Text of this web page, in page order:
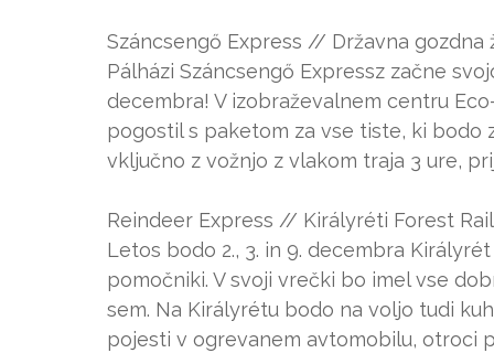
Száncsengő Express // Državna gozdna
Pálházi Száncsengő Expressz začne
decembra! V izobraževalnem centru
pogostil s paketom za vse tiste, ki bodo
vključno z vožnjo z vlakom traja 3 ure,
Reindeer Express // Királyréti Forest
Letos bodo 2., 3. in 9. decembra
pomočniki. V svoji vrečki bo imel vse
sem. Na Királyrétu bodo na voljo tudi
pojesti v ogrevanem avtomobilu, otroci